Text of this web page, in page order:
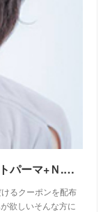
【気になる部分に】カット+ポイントパーマ+Ｎ.オイル付｜クーポン｜美容室 NYNY NYNY 姫路店｜ヘアサロン・美容院｜ニューヨークニューヨーク
るクーポンを配布
欲しいそんな方に